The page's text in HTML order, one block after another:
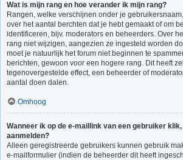
Wat is mijn rang en hoe verander ik mijn rang?
Rangen, welke verschijnen onder je
over het aantal berchten dat je hebt gemaakt of om
identificeren, bijv. moderators en beheerders. Over
rang niet wijzigen, aangezien ze ingesteld worden
moet je natuurlijk het forum niet beginnen te
berichten, gewoon voor een hogere rang. Dit heeft
tegenovergestelde effect, een beheerder of
aantal doen dalen.
Omhoog
Wanneer ik op de e-maillink van een gebruiker
aanmelden?
Alleen geregistreerde gebruikers kunnen gebruik
e-mailformulier (indien de beheerder dit heeft